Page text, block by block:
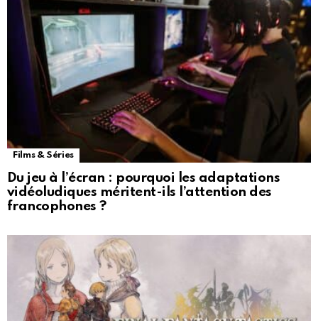
Films & Séries
Du jeu à l’écran : pourquoi les adaptations
vidéoludiques méritent-ils l’attention des
francophones ?